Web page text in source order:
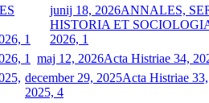
junij 18, 2026ANNALES,
HISTORIA ET
2026, 1
maj 12, 2026Acta Histriae 34,
december 29, 2025Acta Histriae 33,
2025, 4